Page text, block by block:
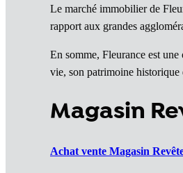
Le marché immobilier de
rapport aux grandes
En somme, Fleurance est
vie, son patrimoine
Magasin
Achat vente Magasin